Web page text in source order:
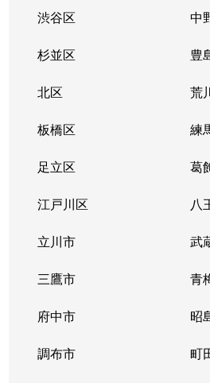
渋谷区 中
杉並区 豊
北区 荒
板橋区 練
足立区 葛
江戸川区 八
立川市 武
三鷹市 青
府中市 昭
調布市 町